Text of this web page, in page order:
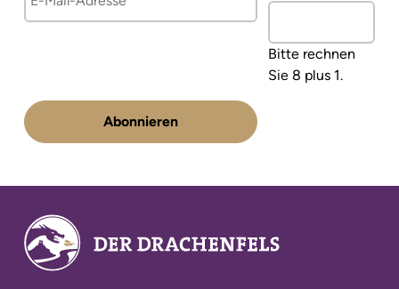
Mail-
Bitte rechnen
Sie 8 plus 1.
Abonnieren